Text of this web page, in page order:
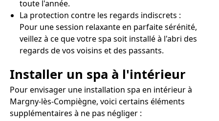
toute l'année.
La protection contre les regards indiscrets :
Pour une session relaxante en parfaite sérénité,
veillez à ce que votre spa soit installé à l'abri des
regards de vos voisins et des passants.
Installer un spa à l'intérieur
Pour envisager une installation spa en intérieur à
Margny-lès-Compiègne, voici certains éléments
supplémentaires à ne pas négliger :